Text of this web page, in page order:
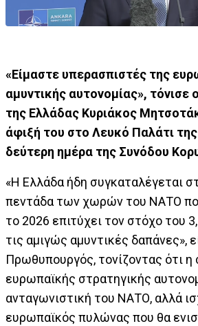
«Είμαστε υπερασπιστές της
αμυντικής αυτονομίας»,
της Ελλάδας Κυριάκος
άφιξή του στο Λευκό Παλάτι
δεύτερη ημέρα της Συνόδου
«Η Ελλάδα ήδη συγκαταλέγεται
πεντάδα των χωρών του ΝΑΤΟ
το 2026 επιτύχει τον στόχο του
τις αμιγώς αμυντικές δαπάνες»,
Πρωθυπουργός, τονίζοντας ότι η
ευρωπαϊκής στρατηγικής
ανταγωνιστική του ΝΑΤΟ, αλλά
ευρωπαϊκός πυλώνας που θα